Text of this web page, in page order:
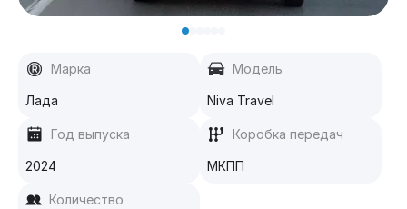
Марка
Лада
Модель
Niva Travel
Год выпуска
2024
Коробка передач
МКПП
Количество